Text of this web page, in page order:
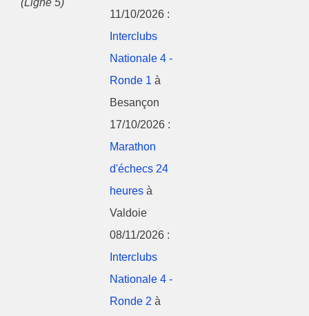
(Ligne 5)
11/10/2026 :
Interclubs
Nationale 4 -
Ronde 1 à
Besançon
17/10/2026 :
Marathon
d'échecs 24
heures à
Valdoie
08/11/2026 :
Interclubs
Nationale 4 -
Ronde 2 à